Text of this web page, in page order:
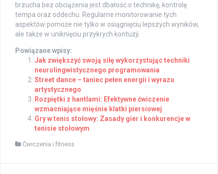
brzucha bez obciążenia jest dbałość o technikę, kontrolę
tempa oraz oddechu. Regularne monitorowanie tych
aspektów pomoże nie tylko w osiągnięciu lepszych wyników,
ale także w uniknięciu przykrych kontuzji.
Powiązane wpisy:
Jak zwiększyć swoją siłę wykorzystując techniki
neurolingwistycznego programowania
Street dance – taniec pełen energii i wyrazu
artystycznego
Rozpiętki z hantlami: Efektywne ćwiczenie
wzmacniające mięśnie klatki piersiowej
Gry w tenis stołowy: Zasady gier i konkurencje w
tenisie stołowym
Ćwiczenia i fitness